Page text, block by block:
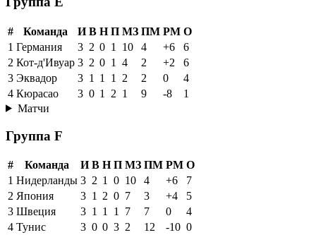
# Команда И В Н П МЗ ПМ РМ О
1 Германия 3 2 0 1 10 4 +6
6
2 Кот-д'Ивуар 3 2 0 1 4 2 +2
6
3 Эквадор 3 1 1 1 2 2 0
4
4 Кюрасао 3 0 1 2 1 9 -8
1
Матчи
Группа F
# Команда И В Н П МЗ ПМ РМ О
1 Нидерланды 3 2 1 0 10 4 +6
7
2 Япония 3 1 2 0 7 3 +4
5
3 Швеция 3 1 1 1 7 7 0
4
4 Тунис 3 0 0 3 2 12 -10 0